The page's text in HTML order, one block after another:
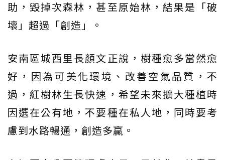
助，毀掉次森林，甚至原始林，結果是「破
壞」超過「創造」。
安南區城西里長顏文正說，樹種愈多當然愈
好，因為可美化環境、改善空氣品質，不
過，紅樹林生長快速，希望未來擴大種植時
因選在公有地，不要種在私人地，同時要考
慮到水路暢通，創造多贏。